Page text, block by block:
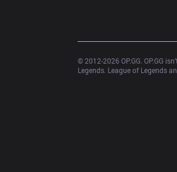
© 2012-2026 OP.GG. OP.GG
Legends. League of Legends